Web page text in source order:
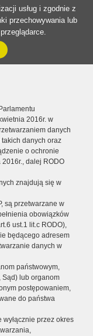
usług i zgodnie z
przechowywania lub
2016r. w
danych
danych oraz
o ochronie
dalej RODO
znajdują się w
są przetwarzane w
obowiązków
ust.1 lit.c RODO),
będącego adresem
danych w
państwowym,
Sąd) lub organom
postępowaniem,
do państwa
przez okres